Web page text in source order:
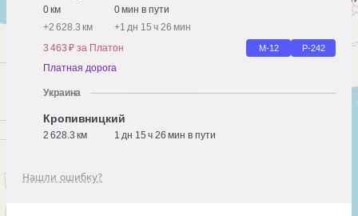
0 км
0 мин в пути
+2 628.3 км +1 дн 15 ч 26 мин
3 463 ₽ за Платон
М-12 Р-242
Платная дорога
Украина
Кропивницкий
2 628.3 км 1 дн 15 ч 26 мин в пути
Нашли ошибку?